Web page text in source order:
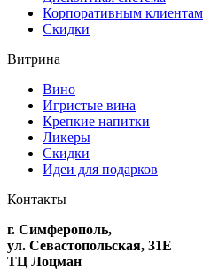
Корпоративным клиентам
Скидки
Витрина
Вино
Игристые вина
Крепкие напитки
Ликеры
Скидки
Идеи для подарков
Контакты
г. Симферополь,
ул. Севастопольская, 31Е
ТЦ Лоцман